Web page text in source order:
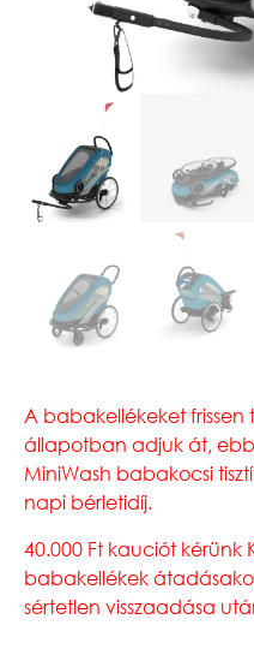
A babakellékeket frissen
állapotban adjuk át,
MiniWash babakocsi
napi bérletidíj.
40.000 Ft kauciót kérünk
babakellékek
sértetlen visszaadása